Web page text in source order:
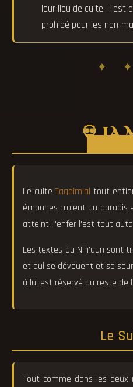
leur lieu de culte. Il est
prohibé pour les non-
✦
💀 LA
Le culteTaqdim'al tout
émounes croient au
atteint, l'enfer l'est tout
Les textes du Nih'aan sont
et qui se dévouent et se
à lui est réservé au reste de
Le
Tout comme dans les